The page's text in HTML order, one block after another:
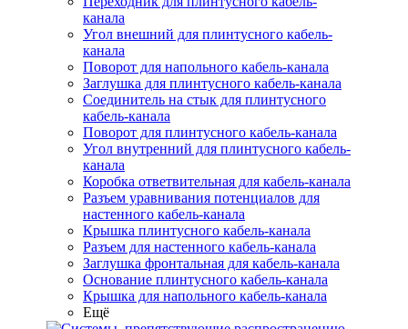
канала
Угол внешний для плинтусного кабель-
канала
Поворот для напольного кабель-канала
Заглушка для плинтусного кабель-канала
Соединитель на стык для плинтусного
кабель-канала
Поворот для плинтусного кабель-канала
Угол внутренний для плинтусного кабель-
канала
Коробка ответвительная для кабель-канала
Разъем уравнивания потенциалов для
настенного кабель-канала
Крышка плинтусного кабель-канала
Разъем для настенного кабель-канала
Заглушка фронтальная для кабель-канала
Основание плинтусного кабель-канала
Крышка для напольного кабель-канала
Ещё